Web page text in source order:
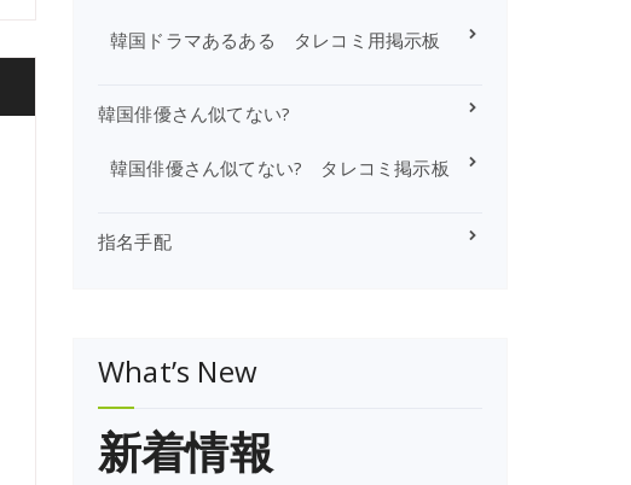
韓国ドラマあるある タレコミ用掲示板
韓国俳優さん似てない?
韓国俳優さん似てない? タレコミ掲示板
指名手配
What’s New
新着情報